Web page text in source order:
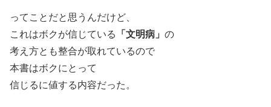
ってことだと思うんだけど、
これはボクが信じている
「文明病」 の
考え方とも整合が取れているので
本書はボクにとって
信じるに値する内容だった。